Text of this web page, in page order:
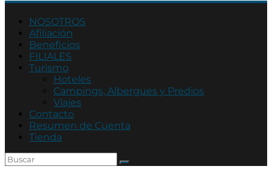
Círculo
de
Suboficiales
Agentes
Asociación
Mutual
Policía
Córdoba
NOSOTROS
Afiliación
Beneficios
FILIALES
Turismo
Hoteles
Campings, Albergues y Predios
Viajes
Contacto
Resumen de Cuenta
Tienda